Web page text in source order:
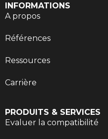
INFORMATIONS
A propos
Références
Ressources
Carrière
PRODUITS & SERVICES
Evaluer la compatibilité